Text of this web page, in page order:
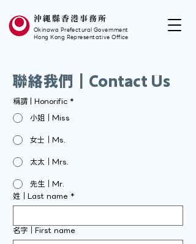
沖繩縣香港事務所
Okinawa Prefectural Government
Hong Kong Representative Office
稱謂 | Honorific *
小姐｜Miss
女士｜Ms.
太太｜Mrs.
先生｜Mr.
姓｜Last name *
名字｜First name
​聯絡我們｜Contact Us